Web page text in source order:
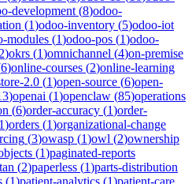
development (8)odoo-
(1)odoo-inventory (5)odoo-iot
modules (1)odoo-pos (1)odoo-
2)okrs (1)omnichannel (4)on-premise
6)online-courses (2)online-learning
2.0 (1)open-source (6)open-
)openai (1)openclaw (85)operations
(6)order-accuracy (1)order-
1)orders (1)organizational-change
(3)owasp (1)owl (2)ownership
(1)paginated-reports
(2)paperless (1)parts-distribution
(1)patient-analytics (1)patient-care